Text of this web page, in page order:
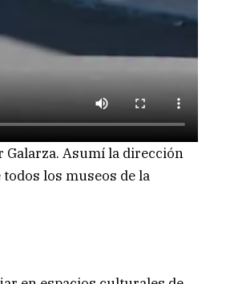
Galarza. Asumí la dirección
los museos de la